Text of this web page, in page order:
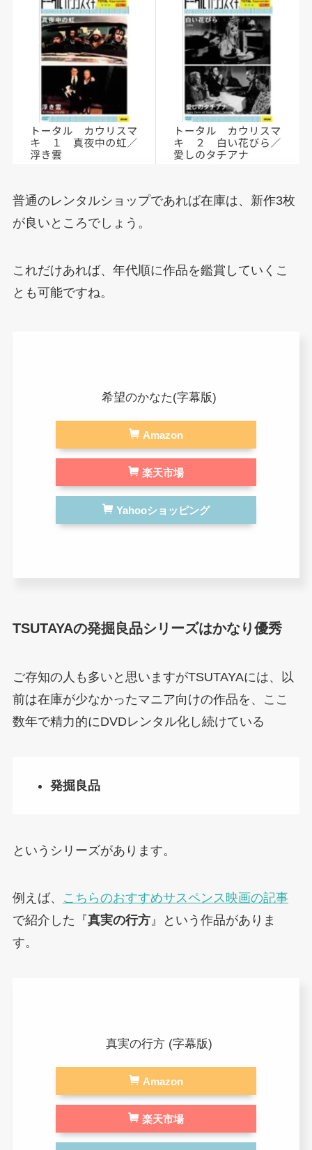
普通のレンタルショップであれば在庫は、新作3枚
が良いところでしょう。
これだけあれば、年代順に作品を鑑賞していくこ
とも可能ですね。
希望のかなた(字幕版)
Amazon
楽天市場
Yahooショッピング
TSUTAYAの発掘良品シリーズはかなり優秀
ご存知の人も多いと思いますがTSUTAYAには、以
前は在庫が少なかったマニア向けの作品を、ここ
数年で精力的にDVDレンタル化し続けている
発掘良品
というシリーズがあります。
例えば、
こちらのおすすめサスペンス映画の記事
で紹介した『真実の行方』という作品がありま
す。
真実の行方 (字幕版)
Amazon
楽天市場